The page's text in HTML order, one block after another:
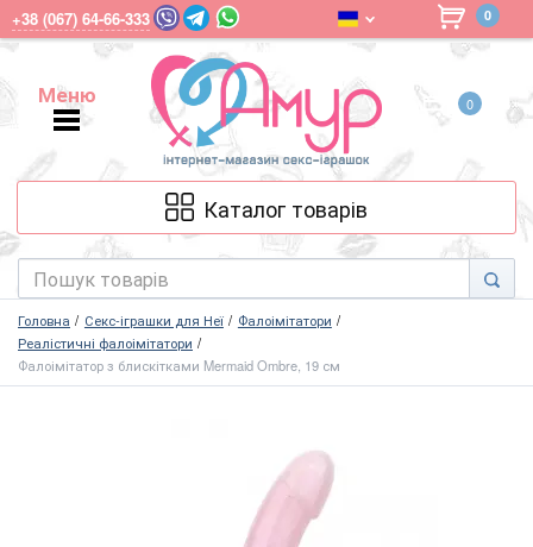
+38 (067) 64-66-333 0
Меню
Меню
0
Каталог товарів
Головна Секс-іграшки для Неї
Фалоімітатори
Реалістичні фалоімітатори
Фалоімітатор з блискітками Mermaid Ombre, 19 см